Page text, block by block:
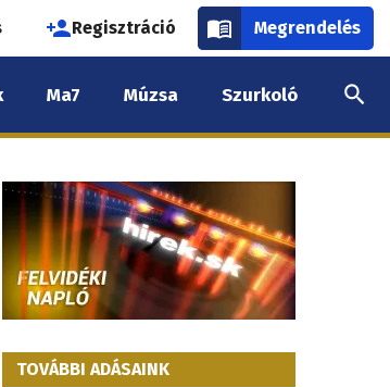
Regisztráció Megrendelés
Ma7 Múzsa Szurkoló
TOVÁBBI ADÁSAINK